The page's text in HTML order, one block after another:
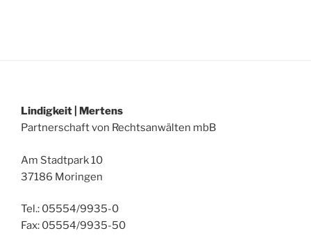
Lindigkeit | Mertens
Partnerschaft von Rechtsanwälten mbB
Am Stadtpark 10
37186 Moringen
Tel.: 05554/9935-0
Fax: 05554/9935-50